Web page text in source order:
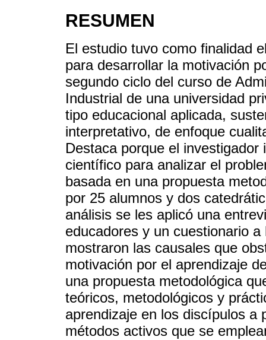
RESUMEN
El estudio tuvo como finalidad
para desarrollar la motivación
segundo ciclo del curso de
Industrial de una universidad
tipo educacional aplicada,
interpretativo, de enfoque
Destaca porque el
científico para analizar el
basada en una propuesta
por 25 alumnos y dos
análisis se les aplicó una
educadores y un cuestionario
mostraron las causales que
motivación por el aprendizaje
una propuesta metodológica
teóricos, metodológicos y
aprendizaje en los discípulos a
métodos activos que se